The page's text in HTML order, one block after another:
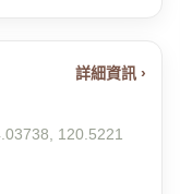
詳細資訊 ›
120.5221